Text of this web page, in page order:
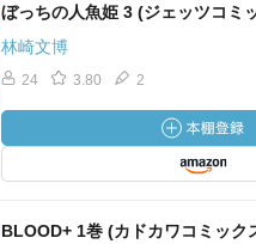
ぼっちの人魚姫 3 (ジェッツコミ
林崎文博
24 3.80 2
BLOOD+ 1巻 (カドカワコミック